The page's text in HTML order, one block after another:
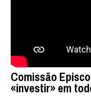
Comissão
«investir» em